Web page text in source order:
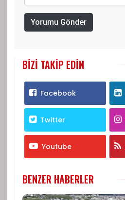
Yorumu Gönder
BIZI TAKIP EDIN
Facebook
Twitter
Youtube
BENZER HABERLER